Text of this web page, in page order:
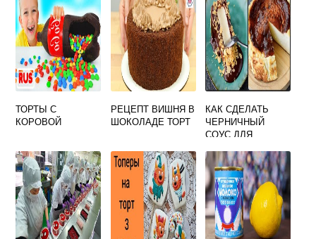
ТОРТЫ С
КОРОВОЙ
РЕЦЕПТ ВИШНЯ В
ШОКОЛАДЕ ТОРТ
КАК СДЕЛАТЬ
ЧЕРНИЧНЫЙ
СОУС ДЛЯ